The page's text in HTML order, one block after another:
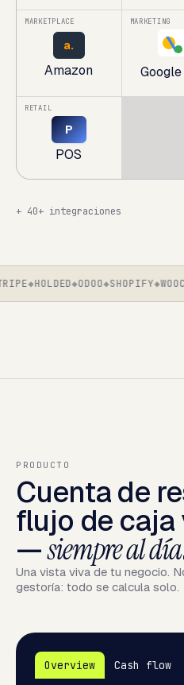
MARKETPLACE
a.
Amazon
MARKETING
RETAIL
P
POS
+ 40+ integraciones
HOLDED ODOO SHOPIFY
PRODUCTO
Cuenta de
flujo de caja
—siempre al día
Una vista viva de tu negocio.
gestoría: todo se calcula solo.
Overview Cash flow